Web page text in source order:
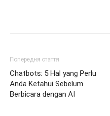
Попередня стаття
Chatbots: 5 Hal yang Perlu
Anda Ketahui Sebelum
Berbicara dengan AI